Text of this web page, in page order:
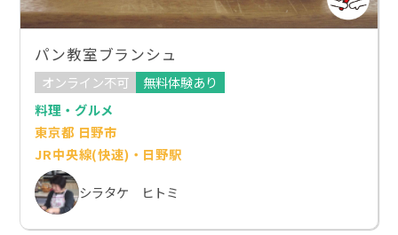
パン教室ブランシュ
オンライン不可
無料体験あり
料理・グルメ
東京都 日野市
JR中央線(快速)・日野駅
シラタケ ヒトミ